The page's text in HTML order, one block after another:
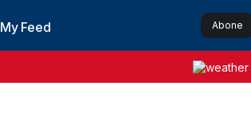
My Feed Abone
Ol